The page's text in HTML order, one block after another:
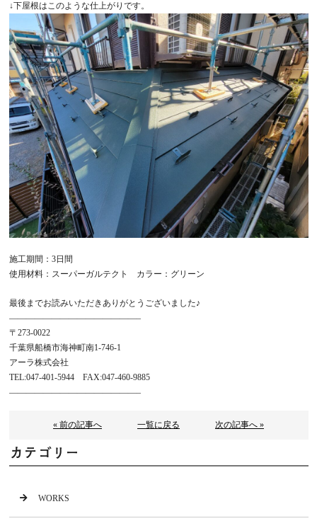
↓下屋根はこのような仕上がりです。
施工期間：3日間
使用材料：スーパーガルテクト カラー：グリーン
最後までお読みいただきありがとうございました♪
———————————————–
〒273-0022
千葉県船橋市海神町南1-746-1
アーラ株式会社
TEL:047-401-5944 FAX:047-460-9885
———————————————–
« 前の記事へ 一覧に戻る 次の記事へ »
カテゴリー
WORKS